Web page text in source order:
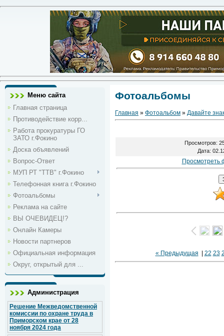
Меню сайта
Главная страница
Противодействие корр...
Работа прокуратуры ГО
ЗАТО г.Фокино
Доска объявлений
Вопрос-Ответ
МУП РТ "ТТВ" г.Фокино
Телефонная книга г.Фокино
Фотоальбомы
Реклама на сайте
ВЫ ОЧЕВИДЕЦ!?
Онлайн Камеры
Новости партнеров
Официальная информация
Округ, открытый для ...
Администрация
Решение Межведомственной
комиссии по охране труда в
Приморском крае от 28
ноября 2024 года
Фотоальбомы
Главная » Фотоальбом » Давайте
Просмотров:
Дата:
Просмотреть
« Предыдущая 22 23